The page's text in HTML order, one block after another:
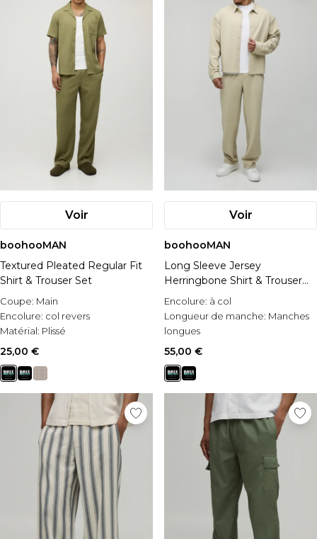
Voir
boohooMAN
Textured Pleated Regular Fit
Shirt & Trouser Set
Coupe: Main
Encolure: col revers
Matérial: Plissé
25,00 €
Voir
boohooMAN
Long Sleeve Jersey
Herringbone Shirt & Trouser
Set
Encolure: à col
Longueur de manche: Manches
longues
Occasion:
55,00 €